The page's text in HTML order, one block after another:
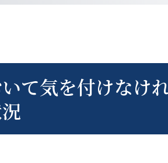
て気を付けなけ